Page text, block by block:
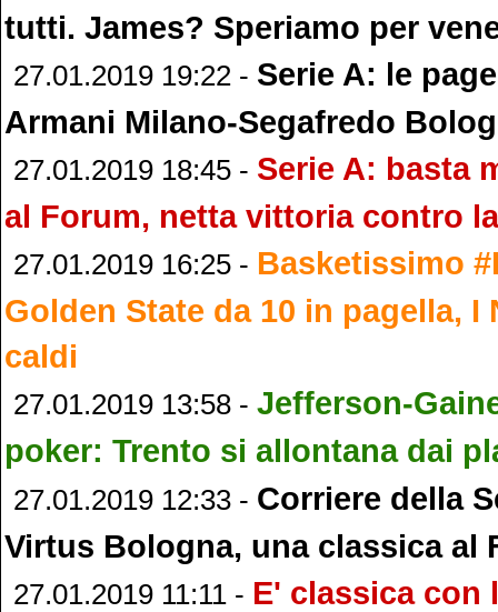
tutti. James? Speriamo per
27.01.2019 19:22 - Serie A: le
Armani Milano-Segafredo
27.01.2019 18:45 - Serie A: basta
al Forum, netta vittoria contro
27.01.2019 16:25 - Basketissimo
Golden State da 10 in pagella, I
caldi
27.01.2019 13:58 - Jefferson-
poker: Trento si allontana dai
27.01.2019 12:33 - Corriere della
Virtus Bologna, una classica al
27.01.2019 11:11 - E' classica con